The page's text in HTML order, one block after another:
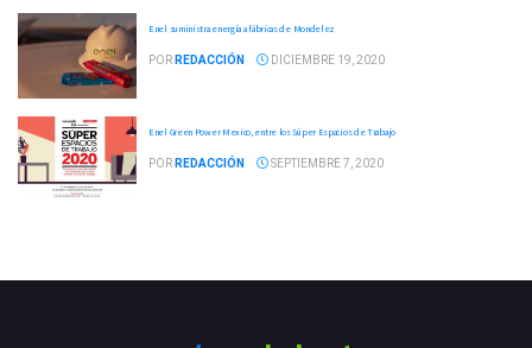
Enel suministra energía a fábricas de Mondelez
POR REDACCIÓN DICIEMBRE 19, 2020
Enel Green Power Mexico, entre los Súper Espacios de Trabajo
POR REDACCIÓN SEPTIEMBRE 7, 2020